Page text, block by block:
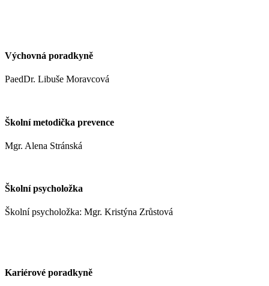
Výchovná poradkyně
PaedDr. Libuše Moravcová
Školní metodička prevence
Mgr. Alena Stránská
Školní psycholožka
Školní psycholožka: Mgr. Kristýna Zrůstová
Kariérové poradkyně